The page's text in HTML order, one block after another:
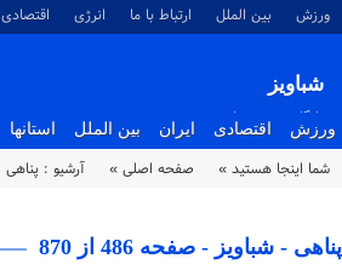
ورزش بین الملل ارتباط با ما انرژی اقتصادی
شباویز
پایگاه خبری شباویز
ورزش اقتصادی ایران بین الملل استانها
شما اینجا هستید » صفحه اصلی » آرشیو : پناهی
پناهی - شباویز - صفحه 486 از 870